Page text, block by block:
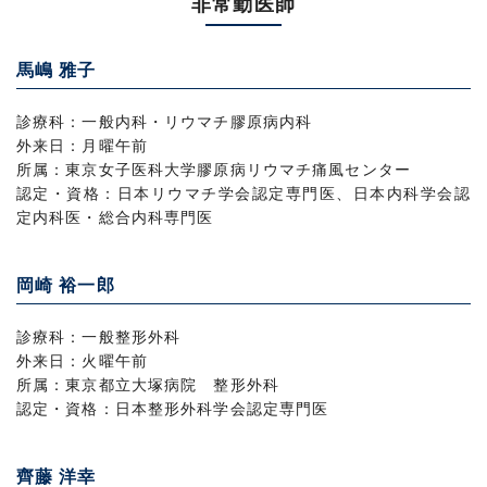
馬嶋 雅子
診療科：一般内科・リウマチ膠原病内科
外来日：月曜午前
所属：東京女子医科大学膠原病リウマチ痛風センター
認定・資格：日本リウマチ学会認定専門医、日本内科学会認
定内科医・総合内科専門医
岡崎 裕一郎
診療科：一般整形外科
外来日：火曜午前
所属：東京都立大塚病院 整形外科
認定・資格：日本整形外科学会認定専門医
齊藤 洋幸